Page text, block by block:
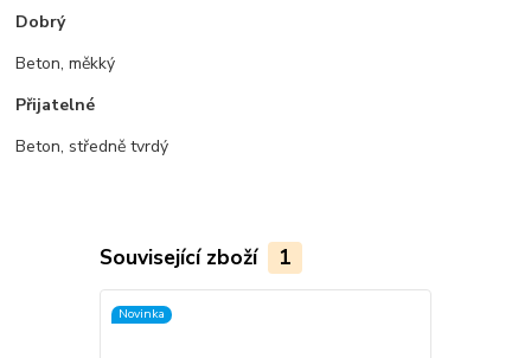
Dobrý
Beton, měkký
Přijatelné
Beton, středně tvrdý
Související zboží 1
Novinka